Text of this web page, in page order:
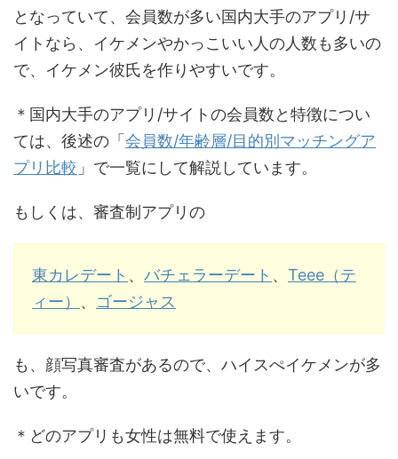
となっていて、会員数が多い国内大手のアプリ/サ
イトなら、イケメンやかっこいい人の人数も多いの
で、イケメン彼氏を作りやすいです。
＊国内大手のアプリ/サイトの会員数と特徴につい
ては、後述の「 会員数/年齢層/目的別マッチングア
プリ比較 」で一覧にして解説しています。
もしくは、審査制アプリの
東カレデート 、 バチェラーデート 、 Teee（テ
ィー） 、 ゴージャス
も、顔写真審査があるので、ハイスぺイケメンが多
いです。
＊どのアプリも女性は無料で使えます。